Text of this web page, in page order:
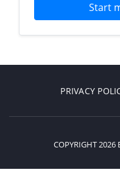
Start
PRIVACY
COPYRIGHT 2026